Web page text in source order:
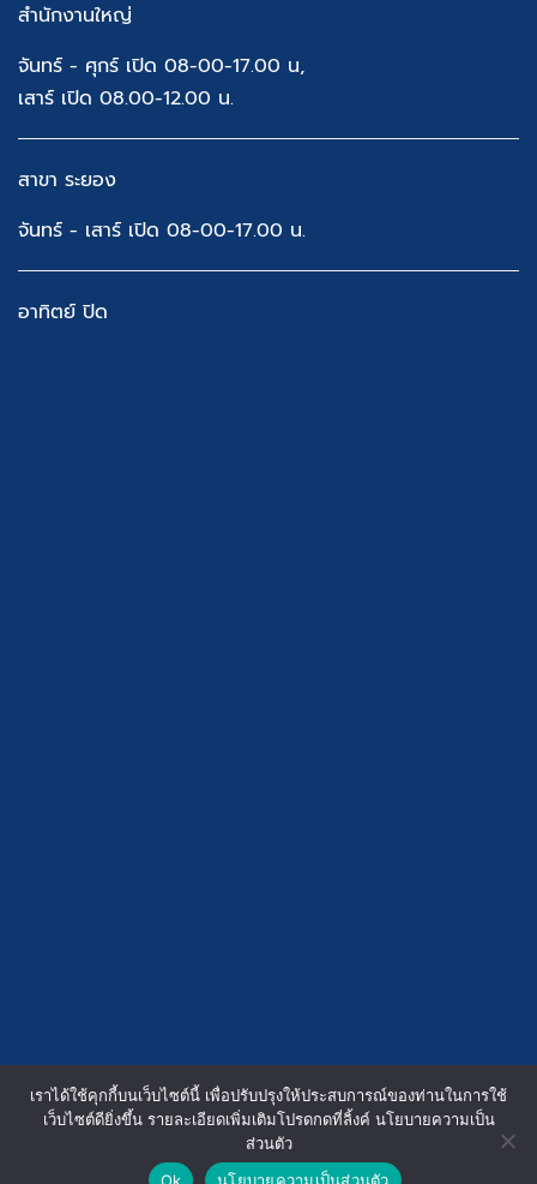
สำนักงานใหญ่
จันทร์ - ศุกร์ เปิด 08-00-17.00 น,
เสาร์ เปิด 08.00-12.00 น.
สาขา ระยอง
จันทร์ - เสาร์ เปิด 08-00-17.00 น.
อาทิตย์ ปิด
kation.co.th © 2023. All Rights Reserved.
เราได้ใช้คุกกี้บนเว็บไซต์นี้ เพื่อปรับปรุงให้ประสบการณ์ของท่านในการใช้
เว็บไซต์ดียิ่งขึ้น รายละเอียดเพิ่มเติมโปรดกดที่ลิ้งค์ นโยบายความเป็น
ส่วนตัว
Ok
นโยบายความเป็นส่วนตัว